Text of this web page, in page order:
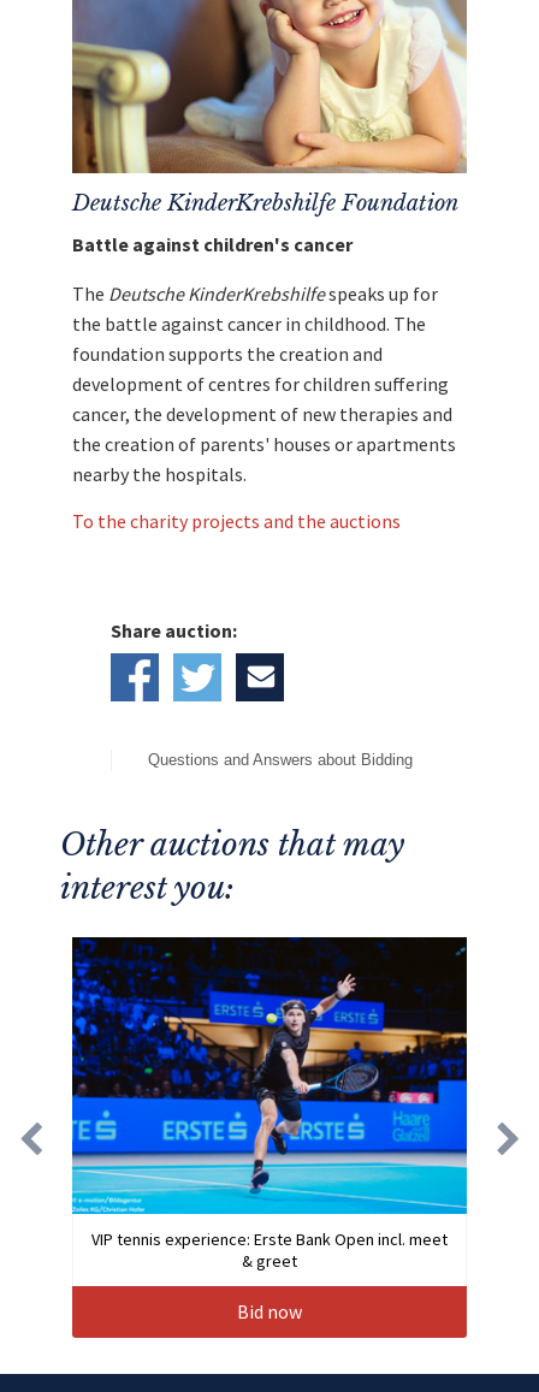
Design-Flock mit „Karaman“ und der
Rückennummer 19
Marke: adidas
Größe: L
Mit dem Auktionserlös unterstützen wir zu
gleichen Teilen dieDeutsche Krebshilfeund
Schalke hilft!
Deutsche KinderKrebshilfe Foundation
Battle against children's cancer
The Deutsche KinderKrebshilfespeaks up for
the battle against cancer in childhood. The
foundation supports the creation and
development of centres for children suffering
cancer, the development of new therapies and
the creation of parents' houses or apartments
nearby the hospitals.
To the charity projects and the auctions
Share auction:
Questions and Answers about Bidding
Other auctions that may
interest you:
VIP tennis experience: Erste Bank Open incl. meet
& greet
Bid now